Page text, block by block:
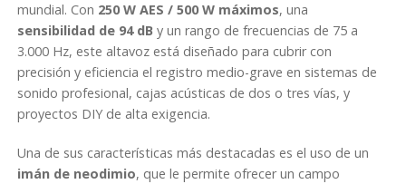
mundial. Con 250 W AES / 500 W máximos, una
sensibilidad de 94 dB y un rango de frecuencias de 75 a
3.000 Hz, este altavoz está diseñado para cubrir con
precisión y eficiencia el registro medio-grave en sistemas de
sonido profesional, cajas acústicas de dos o tres vías, y
proyectos DIY de alta exigencia.
Una de sus características más destacadas es el uso de un
imán de neodimio, que le permite ofrecer un campo